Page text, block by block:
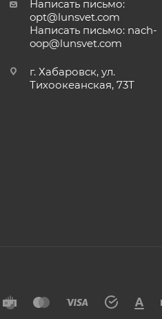
Написать письмо:
opt@lunsvet.com
Написать письмо: nach-
oop@lunsvet.com
г. Хабаровск, ул.
Тихоокеанская, 73Т